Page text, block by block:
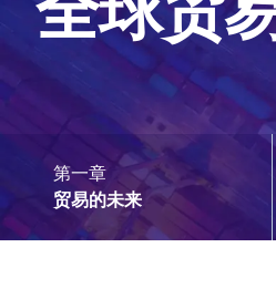
第一章
贸易的未来